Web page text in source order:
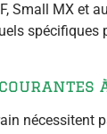
Small MX et
spécifiques
nécessitent